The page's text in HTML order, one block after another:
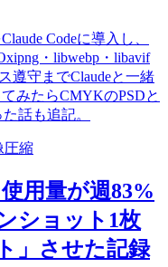
Codeに導入し、
・libwebp・libavif
遵守までClaudeと一緒
みたらCMYKのPSDと
話も追記。
圧縮
用量が週83%
ショット1枚
」させた記録